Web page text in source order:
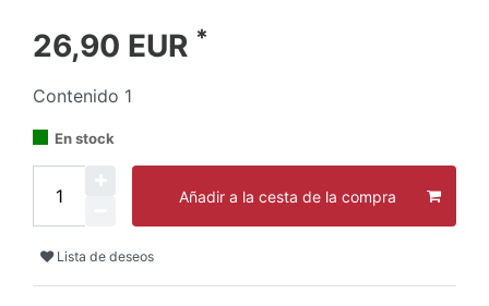
26,90 EUR *
Contenido 1
En stock
Añadir a la cesta de la compra
Lista de deseos